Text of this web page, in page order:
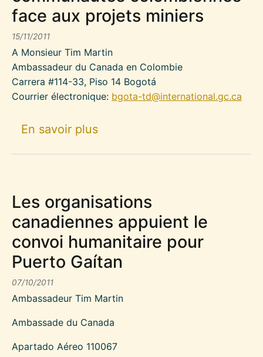
face aux projets miniers
15/11/2011
A Monsieur Tim Martin
Ambassadeur du Canada en Colombie
Carrera #114-33, Piso 14 Bogotá
Courrier électronique: bgota-td@international.gc.ca
En savoir plussur Des organisations
Les organisations
canadiennes appuient le
convoi humanitaire pour
Puerto Gaítan
07/10/2011
Ambassadeur Tim Martin
Ambassade du Canada
Apartado Aéreo 110067